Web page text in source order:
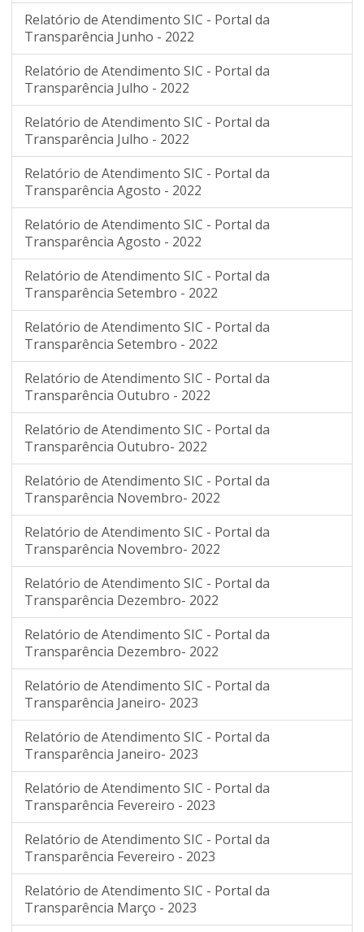
Relatório de Atendimento SIC - Portal da
Transparência Junho - 2022
Relatório de Atendimento SIC - Portal da
Transparência Julho - 2022
Relatório de Atendimento SIC - Portal da
Transparência Julho - 2022
Relatório de Atendimento SIC - Portal da
Transparência Agosto - 2022
Relatório de Atendimento SIC - Portal da
Transparência Agosto - 2022
Relatório de Atendimento SIC - Portal da
Transparência Setembro - 2022
Relatório de Atendimento SIC - Portal da
Transparência Setembro - 2022
Relatório de Atendimento SIC - Portal da
Transparência Outubro - 2022
Relatório de Atendimento SIC - Portal da
Transparência Outubro- 2022
Relatório de Atendimento SIC - Portal da
Transparência Novembro- 2022
Relatório de Atendimento SIC - Portal da
Transparência Novembro- 2022
Relatório de Atendimento SIC - Portal da
Transparência Dezembro- 2022
Relatório de Atendimento SIC - Portal da
Transparência Dezembro- 2022
Relatório de Atendimento SIC - Portal da
Transparência Janeiro- 2023
Relatório de Atendimento SIC - Portal da
Transparência Janeiro- 2023
Relatório de Atendimento SIC - Portal da
Transparência Fevereiro - 2023
Relatório de Atendimento SIC - Portal da
Transparência Fevereiro - 2023
Relatório de Atendimento SIC - Portal da
Transparência Março - 2023